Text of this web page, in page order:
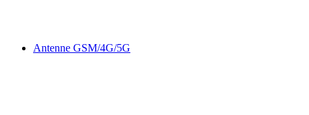
Antenne GSM/4G/5G